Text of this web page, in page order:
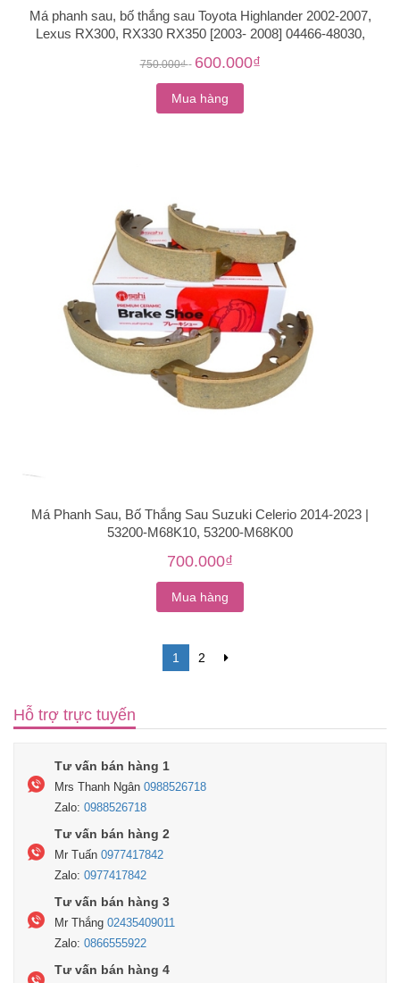
Má phanh sau, bố thắng sau Toyota Highlander 2002-2007,
Lexus RX300, RX330 RX350 [2003- 2008] 04466-48030,
750.000₫- 600.000₫
Mua hàng
Má Phanh Sau, Bố Thắng Sau Suzuki Celerio 2014-2023 |
53200-M68K10, 53200-M68K00
700.000₫
Mua hàng
1 2
Hỗ trợ trực tuyến
Tư vấn bán hàng 1
Mrs Thanh Ngân 0988526718
Zalo: 0988526718
Tư vấn bán hàng 2
Mr Tuấn 0977417842
Zalo: 0977417842
Tư vấn bán hàng 3
Mr Thắng 02435409011
Zalo: 0866555922
Tư vấn bán hàng 4